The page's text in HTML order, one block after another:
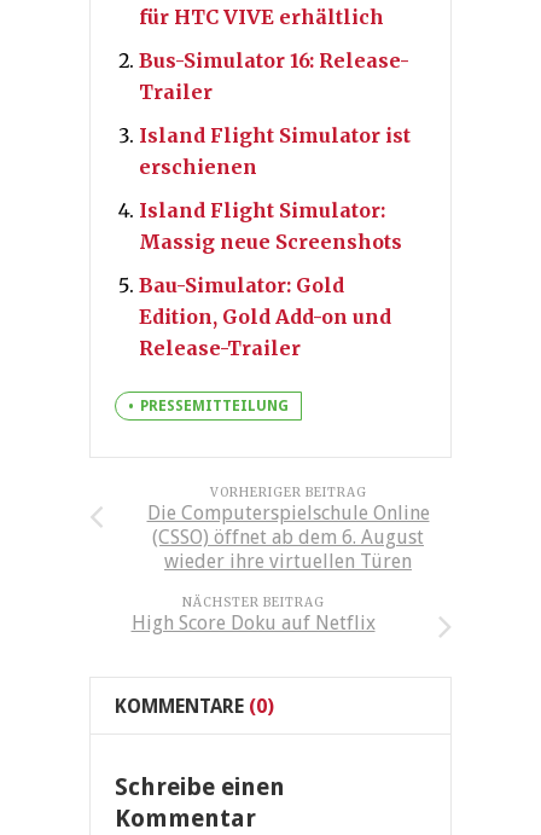
für HTC VIVE erhältlich
Bus-Simulator 16: Release-
Trailer
Island Flight Simulator ist
erschienen
Island Flight Simulator:
Massig neue Screenshots
Bau-Simulator: Gold
Edition, Gold Add-on und
Release-Trailer
PRESSEMITTEILUNG
VORHERIGER BEITRAG
Die Computerspielschule Online
(CSSO) öffnet ab dem 6. August
wieder ihre virtuellen Türen
NÄCHSTER BEITRAG
High Score Doku auf Netflix
KOMMENTARE (0)
Schreibe einen
Kommentar